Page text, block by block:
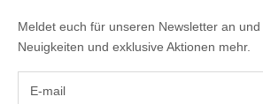
Meldet euch für unseren Newsletter an
Neuigkeiten und exklusive Aktionen mehr.